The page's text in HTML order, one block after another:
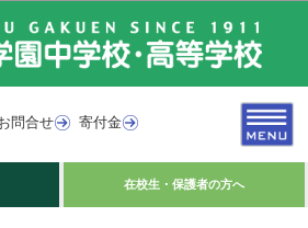
問合せ 寄付金
在校生・保護者の方へ